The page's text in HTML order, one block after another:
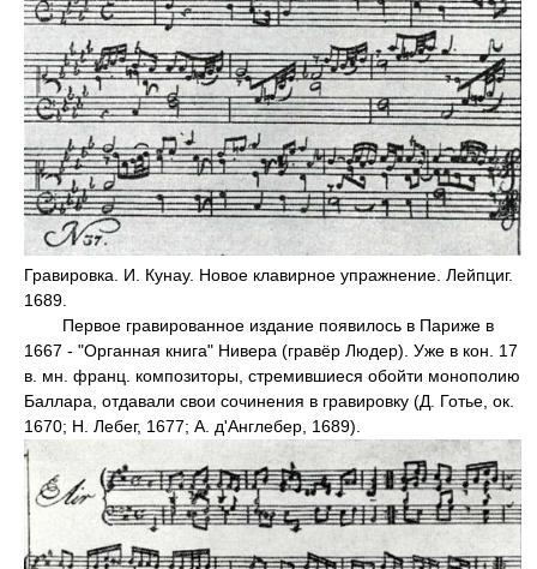
Гравировка. И. Кунау. Новое клавирное упражнение. Лейпциг.
1689.
Первое гравированное издание появилось в Париже в
1667 - "Органная книга" Нивера (гравёр Людер). Уже в кон. 17
в. мн. франц. композиторы, стремившиеся обойти монополию
Баллара, отдавали свои сочинения в гравировку (Д. Готье, ок.
1670; Н. Лебег, 1677; А. д'Англебер, 1689).